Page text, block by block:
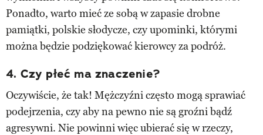
Ponadto, warto mieć ze sobą w zapasie drobne
pamiątki, polskie słodycze, czy upominki, którymi
można będzie podziękować kierowcy za podróż.
4. Czy płeć ma znaczenie?
Oczywiście, że tak! Mężczyźni często mogą sprawiać
podejrzenia, czy aby na pewno nie są groźni bądź
agresywni. Nie powinni więc ubierać się w rzeczy,